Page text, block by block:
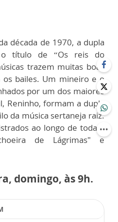
década de 1970, a dupla
o título de “Os reis do
trazem muitas boas
os bailes. Um mineiro e o
por um dos maiores
Reninho, formam a dupla
da música sertaneja raiz.
ao longo de toda a
de Lágrimas" e
domingo, às 9h.